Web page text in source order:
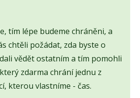
tím lépe budeme chráněni, a
chtěli požádat, zda byste o
vědět ostatním a tím pomohli
zdarma chrání jednu z
kterou vlastníme - čas.